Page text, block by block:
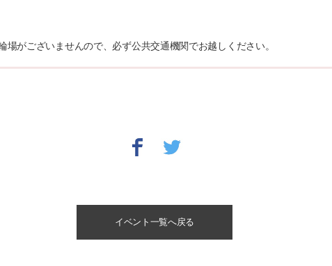
場がございませんので、必ず公共交通機関でお越しください。
イベント一覧へ戻る